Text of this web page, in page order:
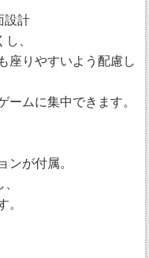
設計
、
座りやすいよう配慮し
ームに集中できます。
ンが付属。
。